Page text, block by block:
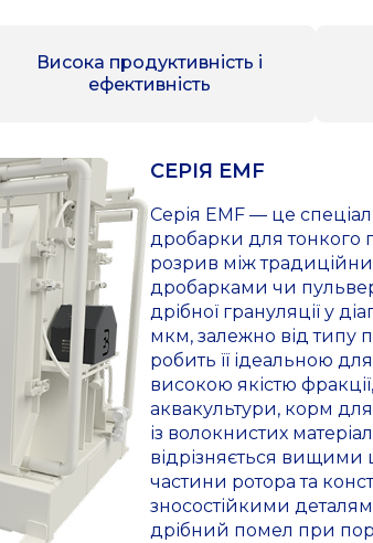
Висока продуктивність і
ефективність
СЕРІЯ EMF
Серія EMF — це
дробарки для тонкого
розрив між
дробарками чи
дрібної грануляції у
мкм, залежно від типу
робить її ідеальною
високою якістю
аквакультури, корм
із волокнистих
відрізняється
частини ротора та
зносостійкими
дрібний помел при